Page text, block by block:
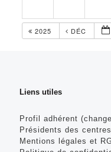
2025 DÉC
Liens utiles
Profil adhérent
Présidents des
Mentions légales et